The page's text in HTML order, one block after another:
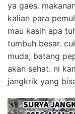
ya gaes.
kalian para
mau kasih apa
tumbuh besar.
muda, batang
akan sehat. ni
jangkrik yang